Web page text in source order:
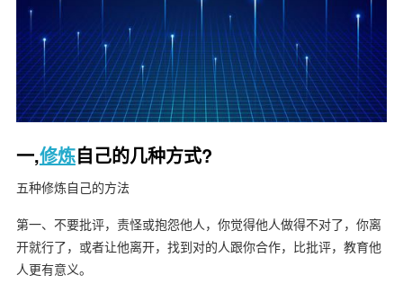
一,修炼自己的几种方式?
五种修炼自己的方法
第一、不要批评，责怪或抱怨他人，你觉得他人做得不对了，你离
开就行了，或者让他离开，找到对的人跟你合作，比批评，教育他
人更有意义。